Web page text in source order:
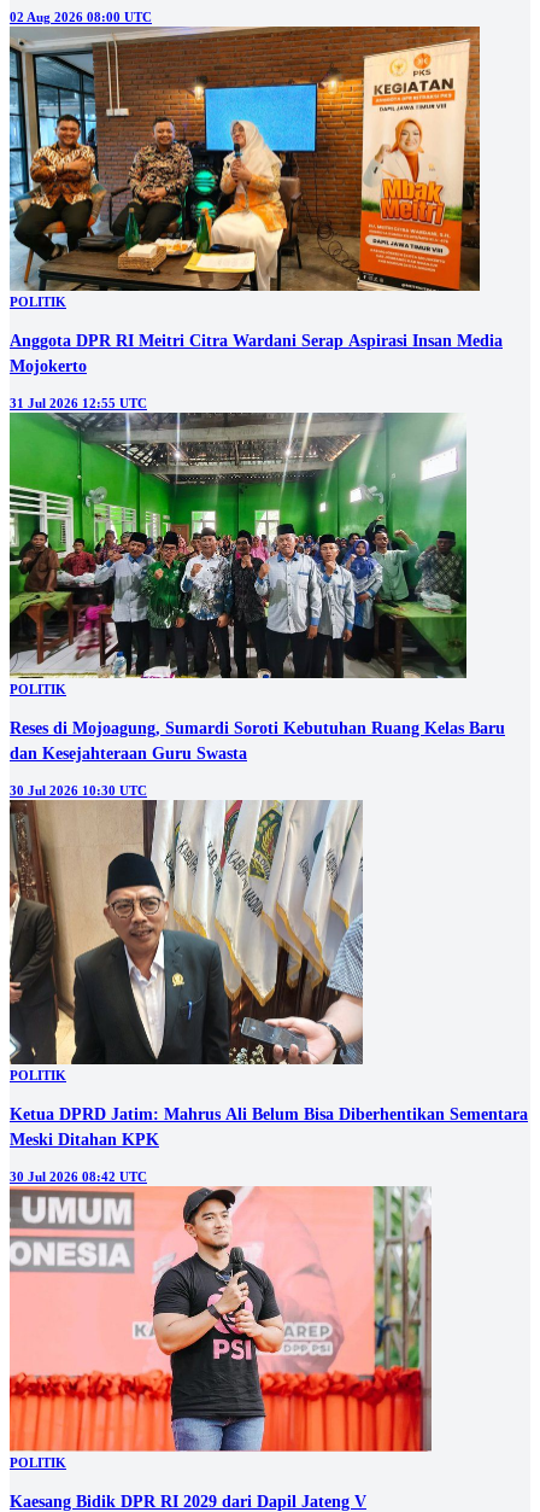
02 Aug 2026 08:00 UTC
POLITIK
Anggota DPR RI Meitri Citra Wardani Serap Aspirasi Insan Media
Mojokerto
31 Jul 2026 12:55 UTC
POLITIK
Reses di Mojoagung, Sumardi Soroti Kebutuhan Ruang Kelas Baru
dan Kesejahteraan Guru Swasta
30 Jul 2026 10:30 UTC
POLITIK
Ketua DPRD Jatim: Mahrus Ali Belum Bisa Diberhentikan Sementara
Meski Ditahan KPK
30 Jul 2026 08:42 UTC
POLITIK
Kaesang Bidik DPR RI 2029 dari Dapil Jateng V